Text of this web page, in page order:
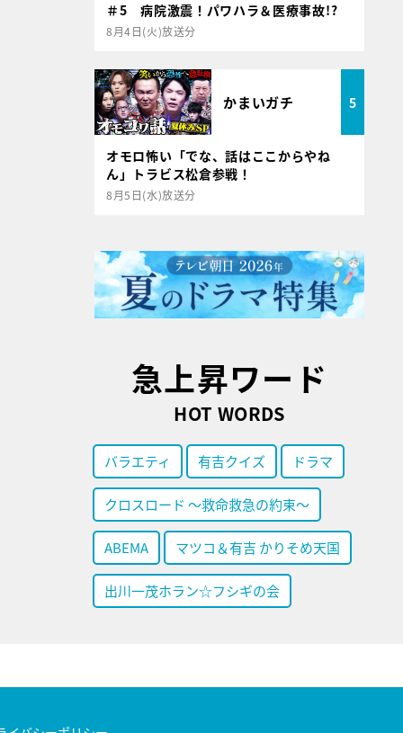
＃5 病院激震！パワハラ＆医療事故!?
8月4日(火)放送分
かまいガチ 5
オモロ怖い「でな、話はここからやね
ん」トラビス松倉参戦！
8月5日(水)放送分
急上昇ワード
HOT WORDS
バラエティ 有吉クイズ ドラマ
クロスロード ～救命救急の約束～
ABEMA マツコ＆有吉 かりそめ天国
出川一茂ホラン☆フシギの会